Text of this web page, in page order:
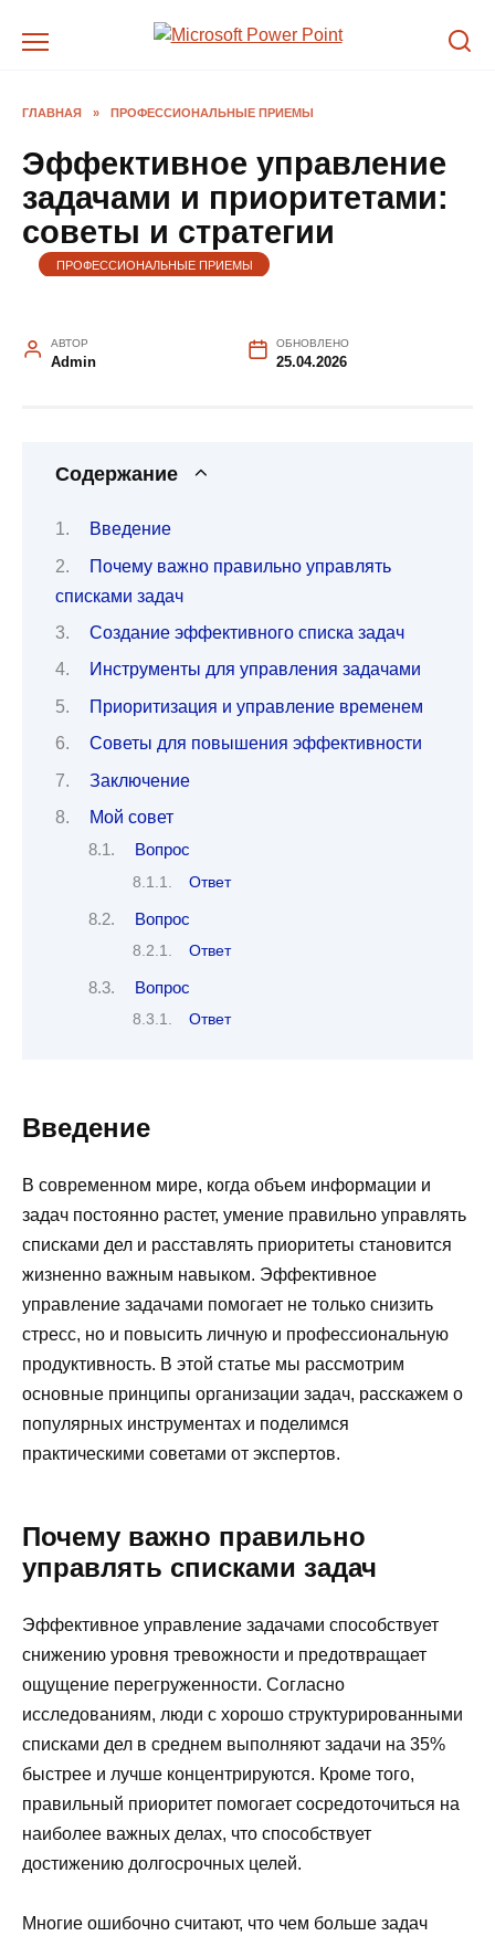
ГЛАВНАЯ » ПРОФЕССИОНАЛЬНЫЕ ПРИЕМЫ
Эффективное управление
задачами и приоритетами:
советы и стратегии
ПРОФЕССИОНАЛЬНЫЕ ПРИЕМЫ
АВТОР
Admin
ОБНОВЛЕНО
25.04.2026
Содержание
Введение
Почему важно правильно управлять
списками задач
Создание эффективного списка задач
Инструменты для управления задачами
Приоритизация и управление временем
Советы для повышения эффективности
Заключение
Мой совет
Вопрос
Ответ
Вопрос
Ответ
Вопрос
Ответ
Введение
В современном мире, когда объем информации и
задач постоянно растет, умение правильно управлять
списками дел и расставлять приоритеты становится
жизненно важным навыком. Эффективное
управление задачами помогает не только снизить
стресс, но и повысить личную и профессиональную
продуктивность. В этой статье мы рассмотрим
основные принципы организации задач, расскажем о
популярных инструментах и поделимся
практическими советами от экспертов.
Почему важно правильно
управлять списками задач
Эффективное управление задачами способствует
снижению уровня тревожности и предотвращает
ощущение перегруженности. Согласно
исследованиям, люди с хорошо структурированными
списками дел в среднем выполняют задачи на 35%
быстрее и лучше концентрируются. Кроме того,
правильный приоритет помогает сосредоточиться на
наиболее важных делах, что способствует
достижению долгосрочных целей.
Многие ошибочно считают, что чем больше задач